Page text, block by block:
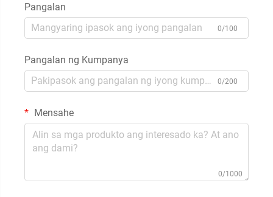
Pangalan
0/100
Pangalan ng Kumpanya
0/200
Mensahe
0/1000